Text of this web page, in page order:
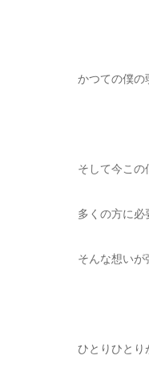
かつての僕の
そして今この
多くの方に必
そんな想いが
ひとりひとり